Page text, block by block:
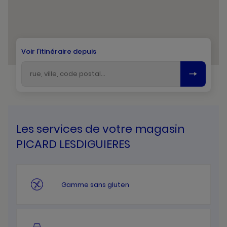
Voir l'itinéraire depuis
Les services de votre magasin
PICARD LESDIGUIERES
Gamme sans gluten